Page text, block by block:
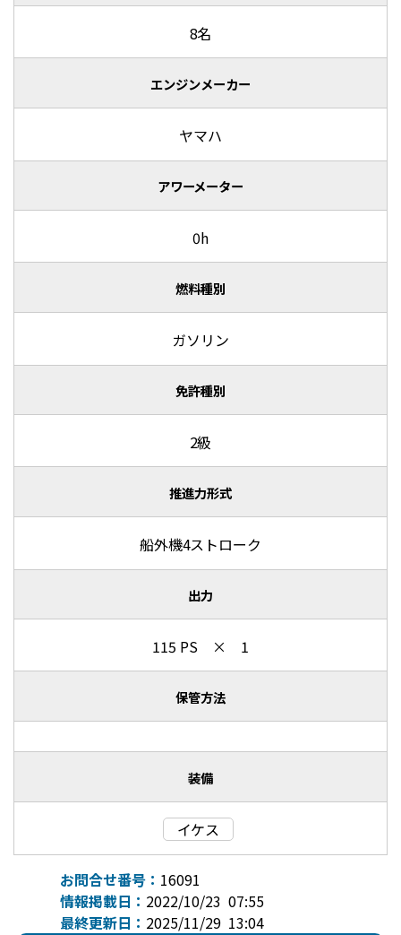
8名
エンジンメーカー
ヤマハ
アワーメーター
0h
燃料種別
ガソリン
免許種別
2級
推進力形式
船外機4ストローク
出力
115 PS × 1
保管方法
装備
イケス
お問合せ番号： 16091
情報掲載日： 2022/10/23 07:55
最終更新日： 2025/11/29 13:04